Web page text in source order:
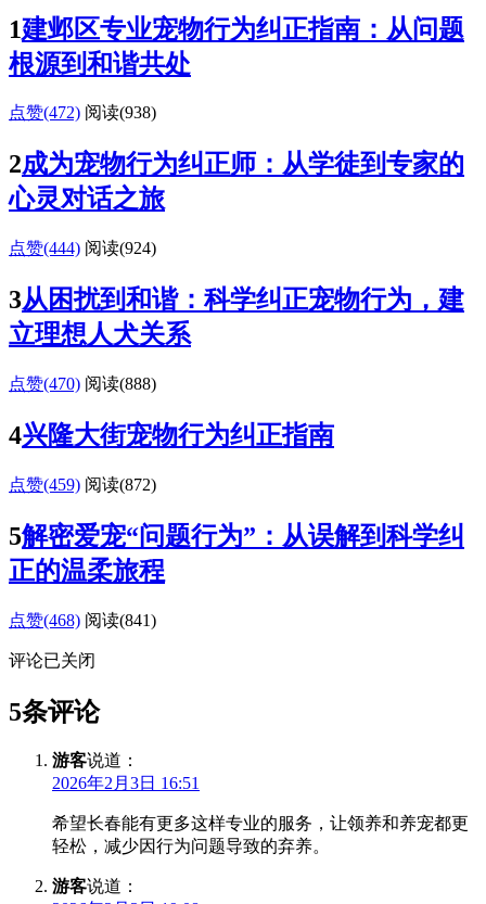
1建邺区专业宠物行为纠正指南：从问题
根源到和谐共处
点赞(472) 阅读(938)
2成为宠物行为纠正师：从学徒到专家的
心灵对话之旅
点赞(444) 阅读(924)
3从困扰到和谐：科学纠正宠物行为，建
立理想人犬关系
点赞(470) 阅读(888)
4兴隆大街宠物行为纠正指南
点赞(459) 阅读(872)
5解密爱宠“问题行为”：从误解到科学纠
正的温柔旅程
点赞(468) 阅读(841)
评论已关闭
5条评论
游客说道：
2026年2月3日 16:51
希望长春能有更多这样专业的服务，让领养和养宠都更
轻松，减少因行为问题导致的弃养。
游客说道：